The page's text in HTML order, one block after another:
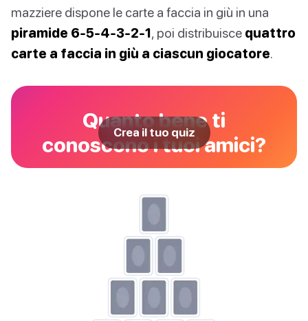
mazziere dispone le carte a faccia in giù in una
piramide 6-5-4-3-2-1, poi distribuisce quattro
carte a faccia in giù a ciascun giocatore.
Quanto bene ti
conoscono i tuoi amici?
Crea il tuo quiz